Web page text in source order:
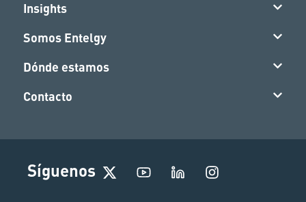
Insights
Somos Entelgy
Dónde estamos
Contacto
Síguenos
I
n